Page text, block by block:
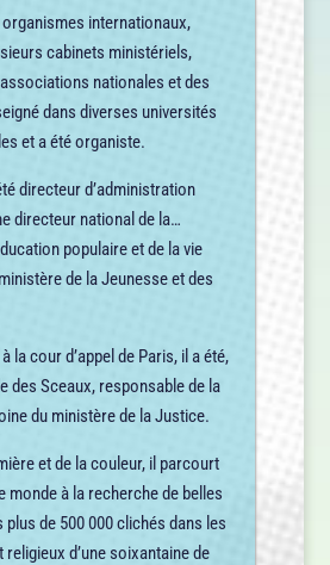
internationaux,
cabinets ministériels,
nationales et des
dans diverses universités
et a été organiste.
directeur d’administration
directeur national de la…
populaire et de la vie
de la Jeunesse et des
la cour d’appel de Paris, il a été,
des Sceaux, responsable de la
du ministère de la Justice.
et de la couleur, il parcourt
monde à la recherche de belles
plus de 500 000 clichés dans les
d’une soixantaine de